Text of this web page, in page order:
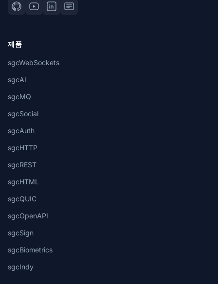
제품
sgcWebSockets
sgcAI
sgcMQ
sgcSocial
sgcAuth
sgcHTTP
sgcREST
sgcHTML
sgcQUIC
sgcOpenAPI
sgcSign
sgcBiometrics
sgcIndy